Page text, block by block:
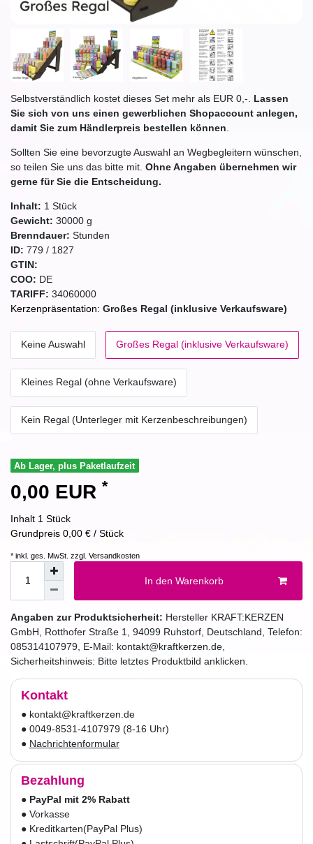
Selbstverständlich kostet dieses Set mehr als EUR 0,-. Lassen
Sie sich von uns einen gewerblichen Shopaccount anlegen,
damit Sie zum Händlerpreis bestellen können
Sollten Sie eine bevorzugte Auswahl an Wegbegleitern wünschen,
so teilen Sie uns das bitte mit. Ohne Angaben übernehmen wir
gerne für Sie die Entscheidung.
Inhalt: 1 Stück
Gewicht: 30000 g
Brenndauer: Stunden
ID: 779 / 1827
GTIN:
COO: DE
TARIFF: 34060000
Kerzenpräsentation: Großes Regal (inklusive Verkaufsware)
Keine Auswahl Großes Regal (inklusive Verkaufsware)
Kleines Regal (ohne Verkaufsware)
Kein Regal (Unterleger mit Kerzenbeschreibungen)
Ab Lager, plus Paketlaufzeit
0,00 EUR *
Inhalt 1 Stück
Grundpreis 0,00 € / Stück
* inkl. ges. MwSt. zzgl. Versandkosten
In den Warenkorb
Angaben zur Produktsicherheit: Hersteller KRAFT:KERZEN
GmbH
Rotthofer Straße 1 94099 Ruhstorf Deutschland , Telefon:
085314107979 , E-Mail: kontakt@kraftkerzen.de
Sicherheitshinweis: Bitte letztes Produktbild anklicken.
Kontakt
● kontakt@kraftkerzen.de
● 0049-8531-4107979 (8-16 Uhr)
● Nachrichtenformular
Bezahlung
● PayPal mit 2% Rabatt
● Vorkasse
● Kreditkarten(PayPal Plus)